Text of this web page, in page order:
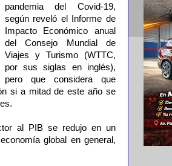
pandemia del Covid-19,
según reveló el Informe de
Impacto Económico anual
del Consejo Mundial de
Viajes y Turismo (WTTC,
por sus siglas en inglés),
pero que considera que
si a mitad de este año se
al PIB se redujo en un
global en general,